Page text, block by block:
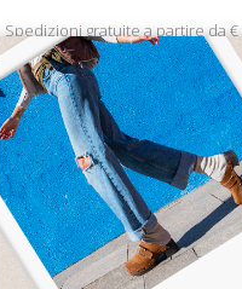
Spedizioni gratuite a partire da €
CALZATURE